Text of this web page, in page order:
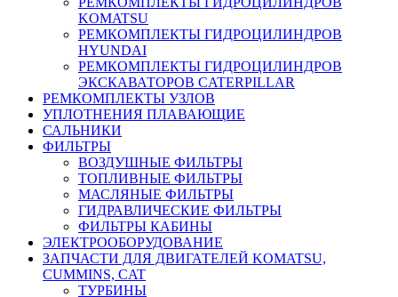
KOMATSU
РЕМКОМПЛЕКТЫ ГИДРОЦИЛИНДРОВ
HYUNDAI
РЕМКОМПЛЕКТЫ ГИДРОЦИЛИНДРОВ
ЭКСКАВАТОРОВ CATERPILLAR
РЕМКОМПЛЕКТЫ УЗЛОВ
УПЛОТНЕНИЯ ПЛАВАЮЩИЕ
САЛЬНИКИ
ФИЛЬТРЫ
ВОЗДУШНЫЕ ФИЛЬТРЫ
ТОПЛИВНЫЕ ФИЛЬТРЫ
МАСЛЯНЫЕ ФИЛЬТРЫ
ГИДРАВЛИЧЕСКИЕ ФИЛЬТРЫ
ФИЛЬТРЫ КАБИНЫ
ЭЛЕКТРООБОРУДОВАНИЕ
ЗАПЧАСТИ ДЛЯ ДВИГАТЕЛЕЙ KOMATSU,
CUMMINS, CAT
ТУРБИНЫ